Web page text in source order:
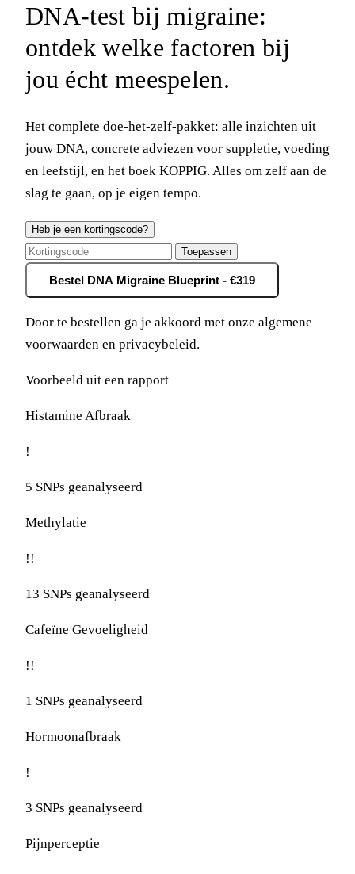
DNA-test bij migraine:
ontdek welke factoren bij
jou écht meespelen.
Het complete doe-het-zelf-pakket: alle inzichten uit
jouw DNA, concrete adviezen voor suppletie, voeding
en leefstijl, en het boek KOPPIG. Alles om zelf aan de
slag te gaan, op je eigen tempo.
Heb je een kortingscode?
Toepassen
Bestel DNA Migraine Blueprint - €319
Door te bestellen ga je akkoord met onze algemene
voorwaarden en privacybeleid.
Voorbeeld uit een rapport
Histamine Afbraak
!
5 SNPs geanalyseerd
Methylatie
!!
13 SNPs geanalyseerd
Cafeïne Gevoeligheid
!!
1 SNPs geanalyseerd
Hormoonafbraak
!
3 SNPs geanalyseerd
Pijnperceptie